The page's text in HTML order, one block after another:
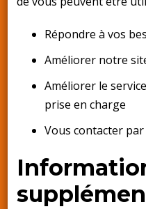
Répondre à vos
Améliorer notre
Améliorer le
prise en charge
Vous contacter